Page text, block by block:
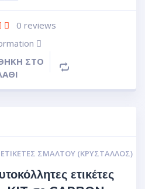
0 reviews
ΣΤΟ
ΣΜΆΛΤΟΥ (ΚΡΥΣΤΑΛΛΟΣ)
ετικέτες